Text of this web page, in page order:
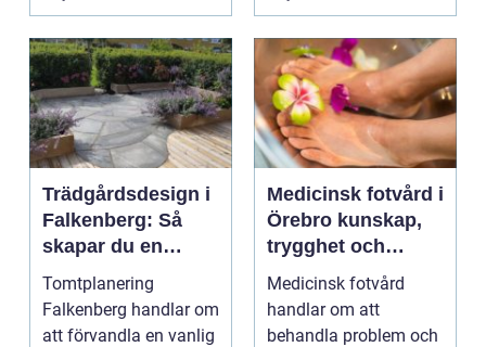
påverkar ...
Trädgårdsdesign i
Falkenberg: Så
skapar du en
genomtänkt
trädgård som
håller över tid
Tomtplanering
Falkenberg handlar om
att förvandla en vanlig
Medicinsk fotvård i
Örebro kunskap,
trygghet och
vardagskomfort
Medicinsk fotvård
handlar om att
behandla problem och